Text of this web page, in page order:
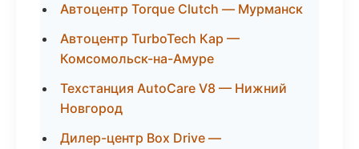
Автоцентр Torque Clutch — Мурманск
Автоцентр TurboTech Кар —
Комсомольск-на-Амуре
Техстанция AutoCare V8 — Нижний
Новгород
Дилер-центр Box Drive —